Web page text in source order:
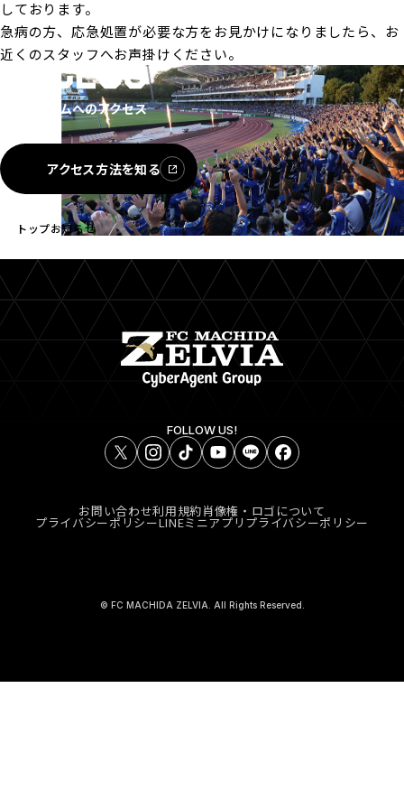
しております。
急病の方、応急処置が必要な方をお見かけになりましたら、お
近くのスタッフへお声掛けください。
スタジアムへのアクセス
アクセス方法を知る
トップお知らせ【11/4(火)メルボルン・シティFC戦】試合情報
FOLLOW US!
お問い合わせ利用規約肖像権・ロゴについて
プライバシーポリシーLINEミニアプリプライバシーポリシー
© FC MACHIDA ZELVIA. All Rights Reserved.